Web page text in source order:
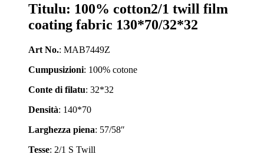
Titulu: 100% cotton2/1 twill film
coating fabric 130*70/32*32
Art No.: MAB7449Z
Cumpusizioni: 100% cotone
Conte di filatu: 32*32
Densità: 140*70
Larghezza piena: 57/58″
Tesse: 2/1 S Twill